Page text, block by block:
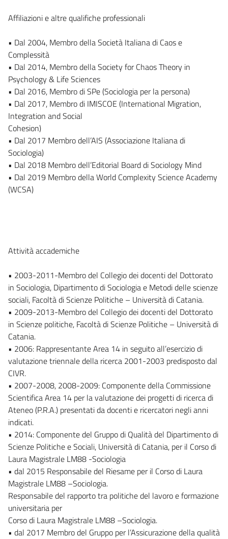
Affiliazioni e altre qualifiche professionali
• Dal 2004, Membro della Società Italiana di Caos e
Complessità
• Dal 2014, Membro della Society for Chaos Theory in
Psychology & Life Sciences
• Dal 2016, Membro di SPe (Sociologia per la persona)
• Dal 2017, Membro di IMISCOE (International Migration,
Integration and Social
Cohesion)
• Dal 2017 Membro dell’AIS (Associazione Italiana di
Sociologia)
• Dal 2018 Membro dell’Editorial Board di Sociology Mind
• Dal 2019 Membro della World Complexity Science Academy
(WCSA)
Attività accademiche
• 2003-2011-Membro del Collegio dei docenti del Dottorato
in Sociologia, Dipartimento di Sociologia e Metodi delle scienze
sociali, Facoltà di Scienze Politiche – Università di Catania.
• 2009-2013-Membro del Collegio dei docenti del Dottorato
in Scienze politiche, Facoltà di Scienze Politiche – Università di
Catania.
• 2006: Rappresentante Area 14 in seguito all’esercizio di
valutazione triennale della ricerca 2001-2003 predisposto dal
CIVR.
• 2007-2008, 2008-2009: Componente della Commissione
Scientifica Area 14 per la valutazione dei progetti di ricerca di
Ateneo (P.R.A.) presentati da docenti e ricercatori negli anni
indicati.
• 2014: Componente del Gruppo di Qualità del Dipartimento di
Scienze Politiche e Sociali, Università di Catania, per il Corso di
Laura Magistrale LM88 -Sociologia
• dal 2015 Responsabile del Riesame per il Corso di Laura
Magistrale LM88 –Sociologia.
Responsabile del rapporto tra politiche del lavoro e formazione
universitaria per
Corso di Laura Magistrale LM88 –Sociologia.
• dal 2017 Membro del Gruppo per l’Assicurazione della qualità